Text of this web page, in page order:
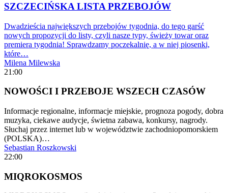
SZCZECIŃSKA LISTA PRZEBOJÓW
Dwadzieścia największych przebojów tygodnia, do tego garść
nowych propozycji do listy, czyli nasze typy, świeży towar oraz
premiera tygodnia! Sprawdzamy poczekalnię, a w niej piosenki,
które…
Milena Milewska
21:00
NOWOŚCI I PRZEBOJE WSZECH CZASÓW
Informacje regionalne, informacje miejskie, prognoza pogody, dobra
muzyka, ciekawe audycje, świetna zabawa, konkursy, nagrody.
Słuchaj przez internet lub w województwie zachodniopomorskiem
(POLSKA)…
Sebastian Roszkowski
22:00
MIQROKOSMOS